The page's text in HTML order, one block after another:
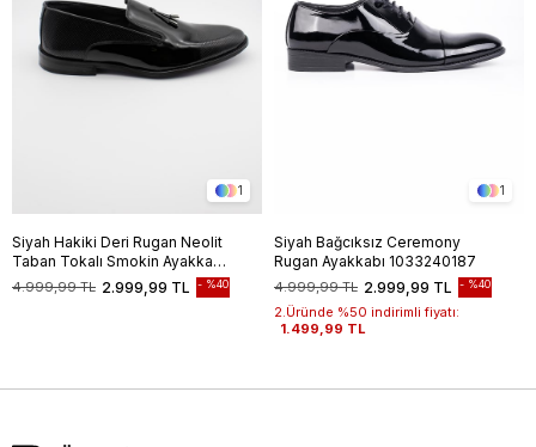
1
Siyah Hakiki Deri Rugan Neolit
Taban Tokalı Smokin Ayakkabı
1033235125
2.999,99 TL
4.999,99 TL %40
1
Siyah Bağcıksız Ceremony
Rugan Ayakkabı 1033240187
2.999,99 TL
4.999,99 TL %40
2.Üründe %50 indirimli fiyatı:
1.499,99 TL